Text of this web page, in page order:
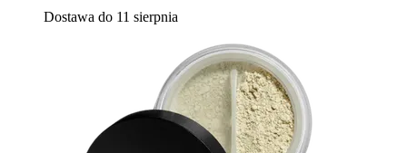
Dostawa do 11 sierpnia